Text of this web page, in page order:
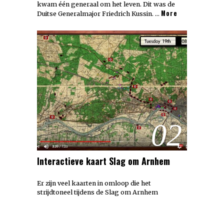
kwam één generaal om het leven. Dit was de
Duitse Generalmajor Friedrich Kussin. … More
02
Interactieve kaart Slag om Arnhem
Er zijn veel kaarten in omloop die het
strijdtoneel tijdens de Slag om Arnhem